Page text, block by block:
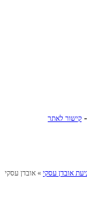
קישור לאתר
אובדן עסקי » אובדן עסקי